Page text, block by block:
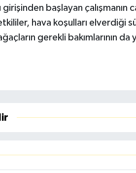
başlayan çalışmanın
hava koşulları elverdiği
gerekli bakımlarının da